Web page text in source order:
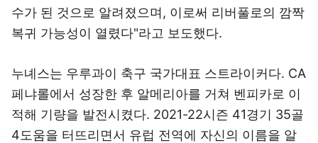
수가 된 것으로 알려졌으며, 이로써 리버풀로의 깜짝
복귀 가능성이 열렸다"라고 보도했다.
누녜스는 우루과이 축구 국가대표 스트라이커다. CA
페냐롤에서 성장한 후 알메리아를 거쳐 벤피카로 이
적해 기량을 발전시켰다. 2021-22시즌 41경기 35골
4도움을 터뜨리면서 유럽 전역에 자신의 이름을 알